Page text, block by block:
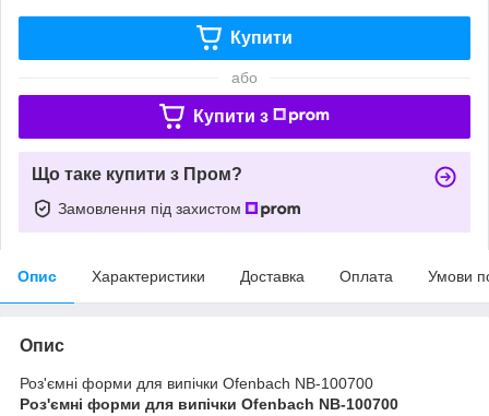
Купити
або
Купити з
Що таке купити з Пром?
Замовлення під захистом
Опис Характеристики Доставка Оплата Умови
Опис
Роз'ємні форми для випічки Ofenbach NB-100700
Роз'ємні форми для випічки Ofenbach NB-100700